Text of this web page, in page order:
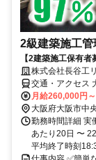
2級建築施工
【2建築施工保有
株式会社長谷工
交通・アクセス
メトロ谷町線「
月給260,000円
大阪府大阪市中
勤務時間詳細 実
あたり20日 〜
平均終了時刻